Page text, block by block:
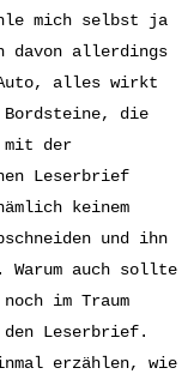
mich selbst ja
davon allerdings
alles wirkt
die
mit der
Leserbrief
keinem
und ihn
auch sollte
im Traum
den Leserbrief.
erzählen, wie